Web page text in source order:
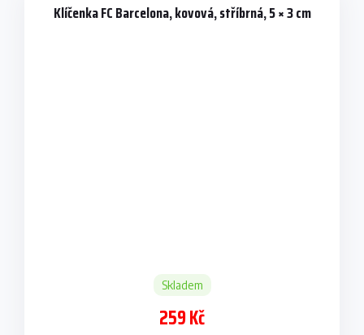
Klíčenka FC Barcelona, kovová, stříbrná, 5 × 3 cm
Skladem
259 Kč